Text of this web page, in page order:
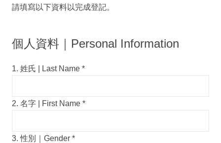
請填寫以下資料以完成登記。
個人資料｜Personal Information
1. 姓氏 | Last Name *
2. 名字 | First Name *
3. 性別｜Gender *